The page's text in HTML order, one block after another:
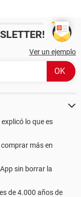
Ver un ejemplo
lo que es
más en
sin borrar la
de 4.000 años de